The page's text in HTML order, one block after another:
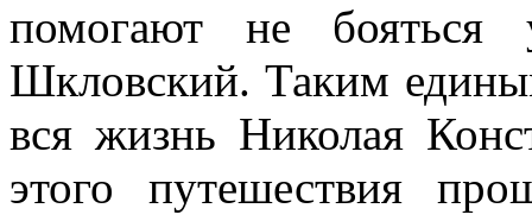
помогают не бояться
Шкловский. Таким
вся жизнь Николая
этого путешествия